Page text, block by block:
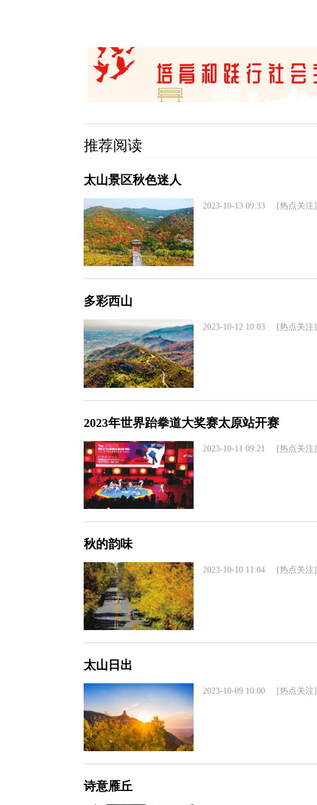
推荐阅读
太山景区秋色迷人
2023-10-13 09:33 [热点关注]
多彩西山
2023-10-12 10:03 [热点关注]
2023年世界跆拳道大奖赛太原站开赛
2023-10-11 09:21 [热点关注]
秋的韵味
2023-10-10 11:04 [热点关注]
太山日出
2023-10-09 10:00 [热点关注]
诗意雁丘